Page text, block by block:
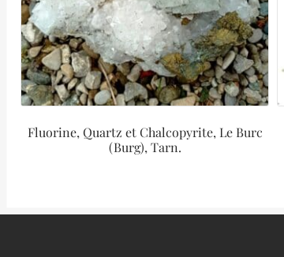
Fluorine, Quartz et Chalcopyrite, Le Burc
(Burg), Tarn.